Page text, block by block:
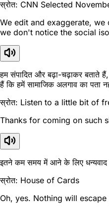
स्रोत: CNN Selected
We edit and exaggerate,
we don't notice the social
हम संपादित और बढ़ा-चढ़ाकर बताते
हैं कि हमें सामाजिक अलगाव का पता
स्रोत: Listen to a little bit of
Thanks for coming on such
इतने कम समय में आने के लिए
स्रोत: House of Cards
Oh, yes. Nothing will